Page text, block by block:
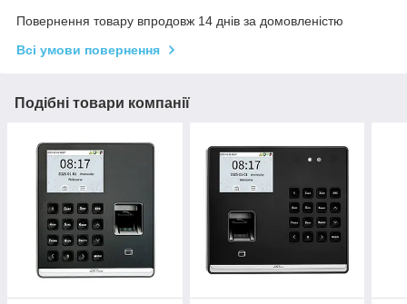
Повернення товару впродовж 14 днів за домовленістю
Всі умови повернення
Подібні товари компанії